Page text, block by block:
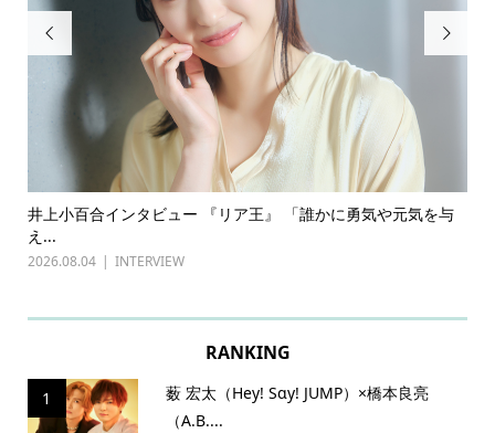

井上小百合インタビュー 『リア王』 「誰かに勇気や元気を与
え...
2026.08.04 INTERVIEW

RANKING
1
薮 宏太（Hey! Sɑy! JUMP）×橋本良亮
（A.B....